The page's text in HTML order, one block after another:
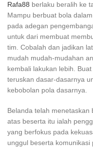
Rafa88 berlaku beralih ke
Mampu berbuat bola
pada adegan
untuk dari membuat
tim. Cobalah dan jadikan
mudah mudah-mudahan
kembali lakukan lebih.
teruskan dasar-dasarnya
kebobolan pola dasarnya.
Belanda telah
atas beserta itu ialah
yang berfokus pada
unggul beserta